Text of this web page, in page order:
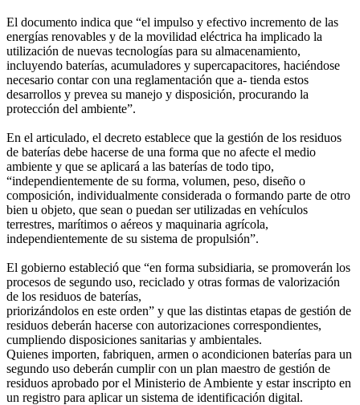
El documento indica que “el impulso y efectivo incremento de las
energías renovables y de la movilidad eléctrica ha implicado la
utilización de nuevas tecnologías para su almacenamiento,
incluyendo baterías, acumuladores y supercapacitores, haciéndose
necesario contar con una reglamentación que a- tienda estos
desarrollos y prevea su manejo y disposición, procurando la
protección del ambiente”.
En el articulado, el decreto establece que la gestión de los residuos
de baterías debe hacerse de una forma que no afecte el medio
ambiente y que se aplicará a las baterías de todo tipo,
“independientemente de su forma, volumen, peso, diseño o
composición, individualmente considerada o formando parte de otro
bien u objeto, que sean o puedan ser utilizadas en vehículos
terrestres, marítimos o aéreos y maquinaria agrícola,
independientemente de su sistema de propulsión”.
El gobierno estableció que “en forma subsidiaria, se promoverán los
procesos de segundo uso, reciclado y otras formas de valorización
de los residuos de baterías,
priorizándolos en este orden” y que las distintas etapas de gestión de
residuos deberán hacerse con autorizaciones correspondientes,
cumpliendo disposiciones sanitarias y ambientales.
Quienes importen, fabriquen, armen o acondicionen baterías para un
segundo uso deberán cumplir con un plan maestro de gestión de
residuos aprobado por el Ministerio de Ambiente y estar inscripto en
un registro para aplicar un sistema de identificación digital.